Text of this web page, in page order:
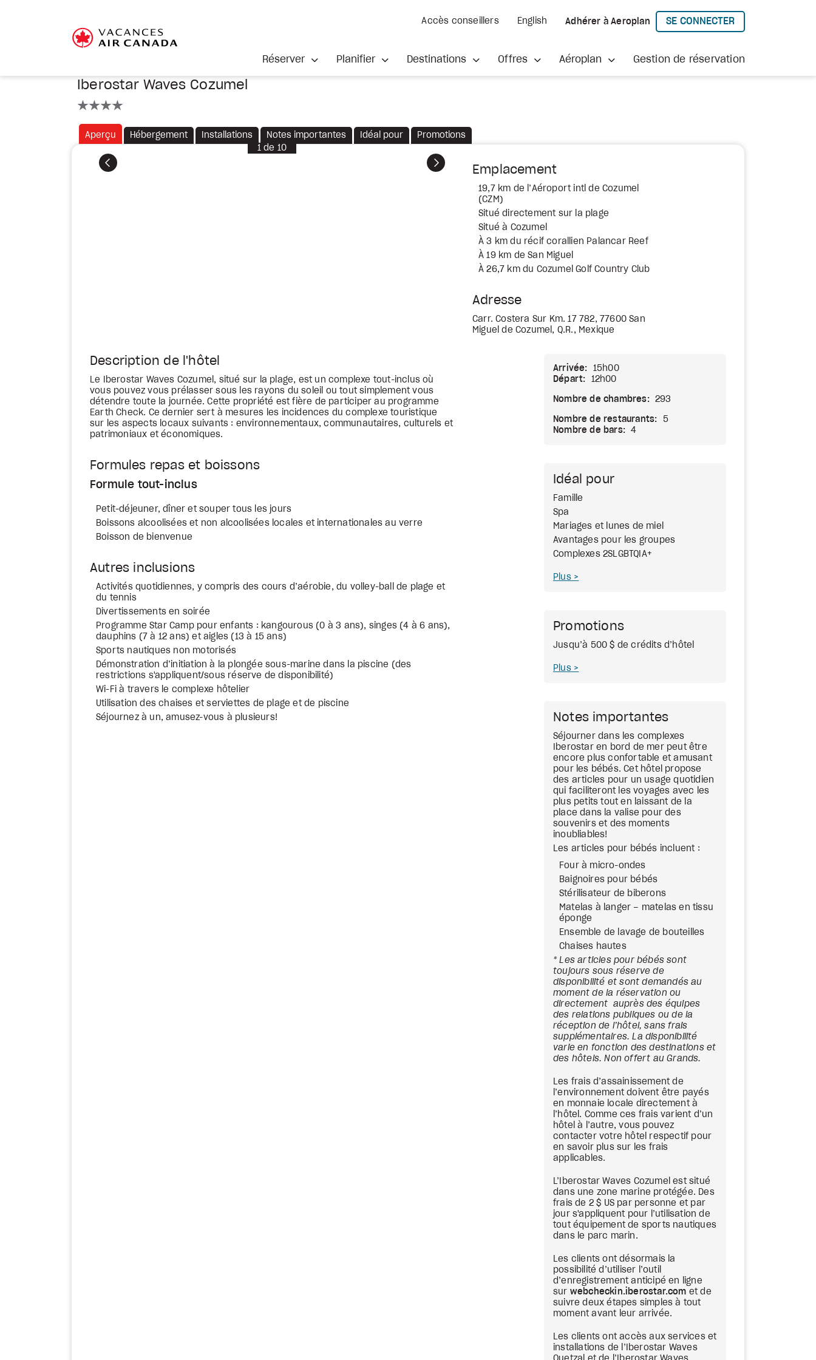
Accès conseillers English Adhérer à Aeroplan
SE CONNECTER
À AEROPLAN
Réserver Planifier Destinations Offres Aéroplan Gestion de réservation
Iberostar Waves Cozumel
Aperçu Hébergement Installations Notes importantes Idéal pour Promotions
Précédent Suivant
1de 10
Emplacement
19,7 km de l’Aéroport intl de Cozumel
(CZM)
Situé directement sur la plage
Situé à Cozumel
À 3 km du récif corallien Palancar Reef
À 19 km de San Miguel
À 26,7 km du Cozumel Golf Country Club
Adresse
Carr. Costera Sur Km. 17 782, 77600 San
Miguel de Cozumel, Q.R., Mexique
Description de l'hôtel
Le Iberostar Waves Cozumel, situé sur la plage, est un complexe tout-inclus où
vous pouvez vous prélasser sous les rayons du soleil ou tout simplement vous
détendre toute la journée. Cette propriété est fière de participer au programme
Earth Check. Ce dernier sert à mesures les incidences du complexe touristique
sur les aspects locaux suivants : environnementaux, communautaires, culturels et
patrimoniaux et économiques.
Formules repas et boissons
Formule tout-inclus
Petit-déjeuner, dîner et souper tous les jours
Boissons alcoolisées et non alcoolisées locales et internationales au verre
Boisson de bienvenue
Autres inclusions
Activités quotidiennes, y compris des cours d’aérobie, du volley-ball de plage et
du tennis
Divertissements en soirée
Programme Star Camp pour enfants : kangourous (0 à 3 ans), singes (4 à 6 ans),
dauphins (7 à 12 ans) et aigles (13 à 15 ans)
Sports nautiques non motorisés
Démonstration d’initiation à la plongée sous-marine dans la piscine (des
restrictions s'appliquent/sous réserve de disponibilité)
Wi-Fi à travers le complexe hôtelier
Utilisation des chaises et serviettes de plage et de piscine
Séjournez à un, amusez-vous à plusieurs!
Arrivée:
15h00
Départ:
12h00
Nombre de chambres: 293
Nombre de restaurants:
5
Nombre de bars:
4
Idéal pour
Famille
Spa
Mariages et lunes de miel
Avantages pour les groupes
Complexes 2SLGBTQIA+
Plus
Promotions
Jusqu’à 500 $ de crédits d’hôtel
Plus
Notes importantes
Séjourner dans les complexes
Iberostar en bord de mer peut être
encore plus confortable et amusant
pour les bébés. Cet hôtel propose
des articles pour un usage quotidien
qui faciliteront les voyages avec les
plus petits tout en laissant de la
place dans la valise pour des
souvenirs et des moments
inoubliables!
Les articles pour bébés incluent :
Four à micro-ondes
Baignoires pour bébés
Stérilisateur de biberons
Matelas à langer – matelas en tissu
éponge
Ensemble de lavage de bouteilles
Chaises hautes
* Les articles pour bébés sont
toujours sous réserve de
disponibilité et sont demandés au
moment de la réservation ou
directement auprès des équipes
des relations publiques ou de la
réception de l’hôtel, sans frais
supplémentaires. La disponibilité
varie en fonction des destinations et
des hôtels. Non offert au Grands.
Les frais d’assainissement de
l’environnement doivent être payés
en monnaie locale directement à
l’hôtel. Comme ces frais varient d’un
hôtel à l’autre, vous pouvez
contacter votre hôtel respectif pour
en savoir plus sur les frais
applicables.
L’Iberostar Waves Cozumel est situé
dans une zone marine protégée. Des
frais de 2 $ US par personne et par
jour s'appliquent pour l’utilisation de
tout équipement de sports nautiques
dans le parc marin.
Les clients ont désormais la
possibilité d’utiliser l’outil
d’enregistrement anticipé en ligne
sur webcheckin.iberostar.com et de
suivre deux étapes simples à tout
moment avant leur arrivée.
Les clients ont accès aux services et
installations de l’Iberostar Waves